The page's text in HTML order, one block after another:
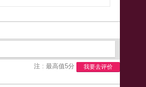
注 : 最高值5分 我要去评价